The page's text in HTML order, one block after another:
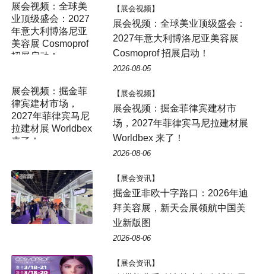
展会视频：全球美
业顶级盛会：2027
年意大利博洛尼亚
美容展 Cosmoprof
招展启动！
【展会视频】
展会视频：全球美业顶级盛会：
2027年意大利博洛尼亚美容展
Cosmoprof 招展启动！
2026-08-05
【展会视频】
展会视频：掘金菲律宾建材市
场，2027年菲律宾马尼拉建材展
Worldbex 来了！
2026-08-06
【展会资讯】
掘金亚非欧十字路口：2026年迪
拜美容展，新天会展领航中国美
业新版图
2026-08-06
【展会资讯】